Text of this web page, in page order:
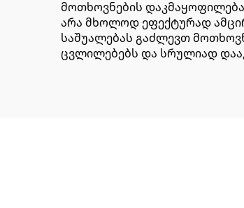
მოთხოვნების
არა მხოლოდ ეფექტურად
საშუალებას გაძლევთ
ცვლილებებს და სრულიად